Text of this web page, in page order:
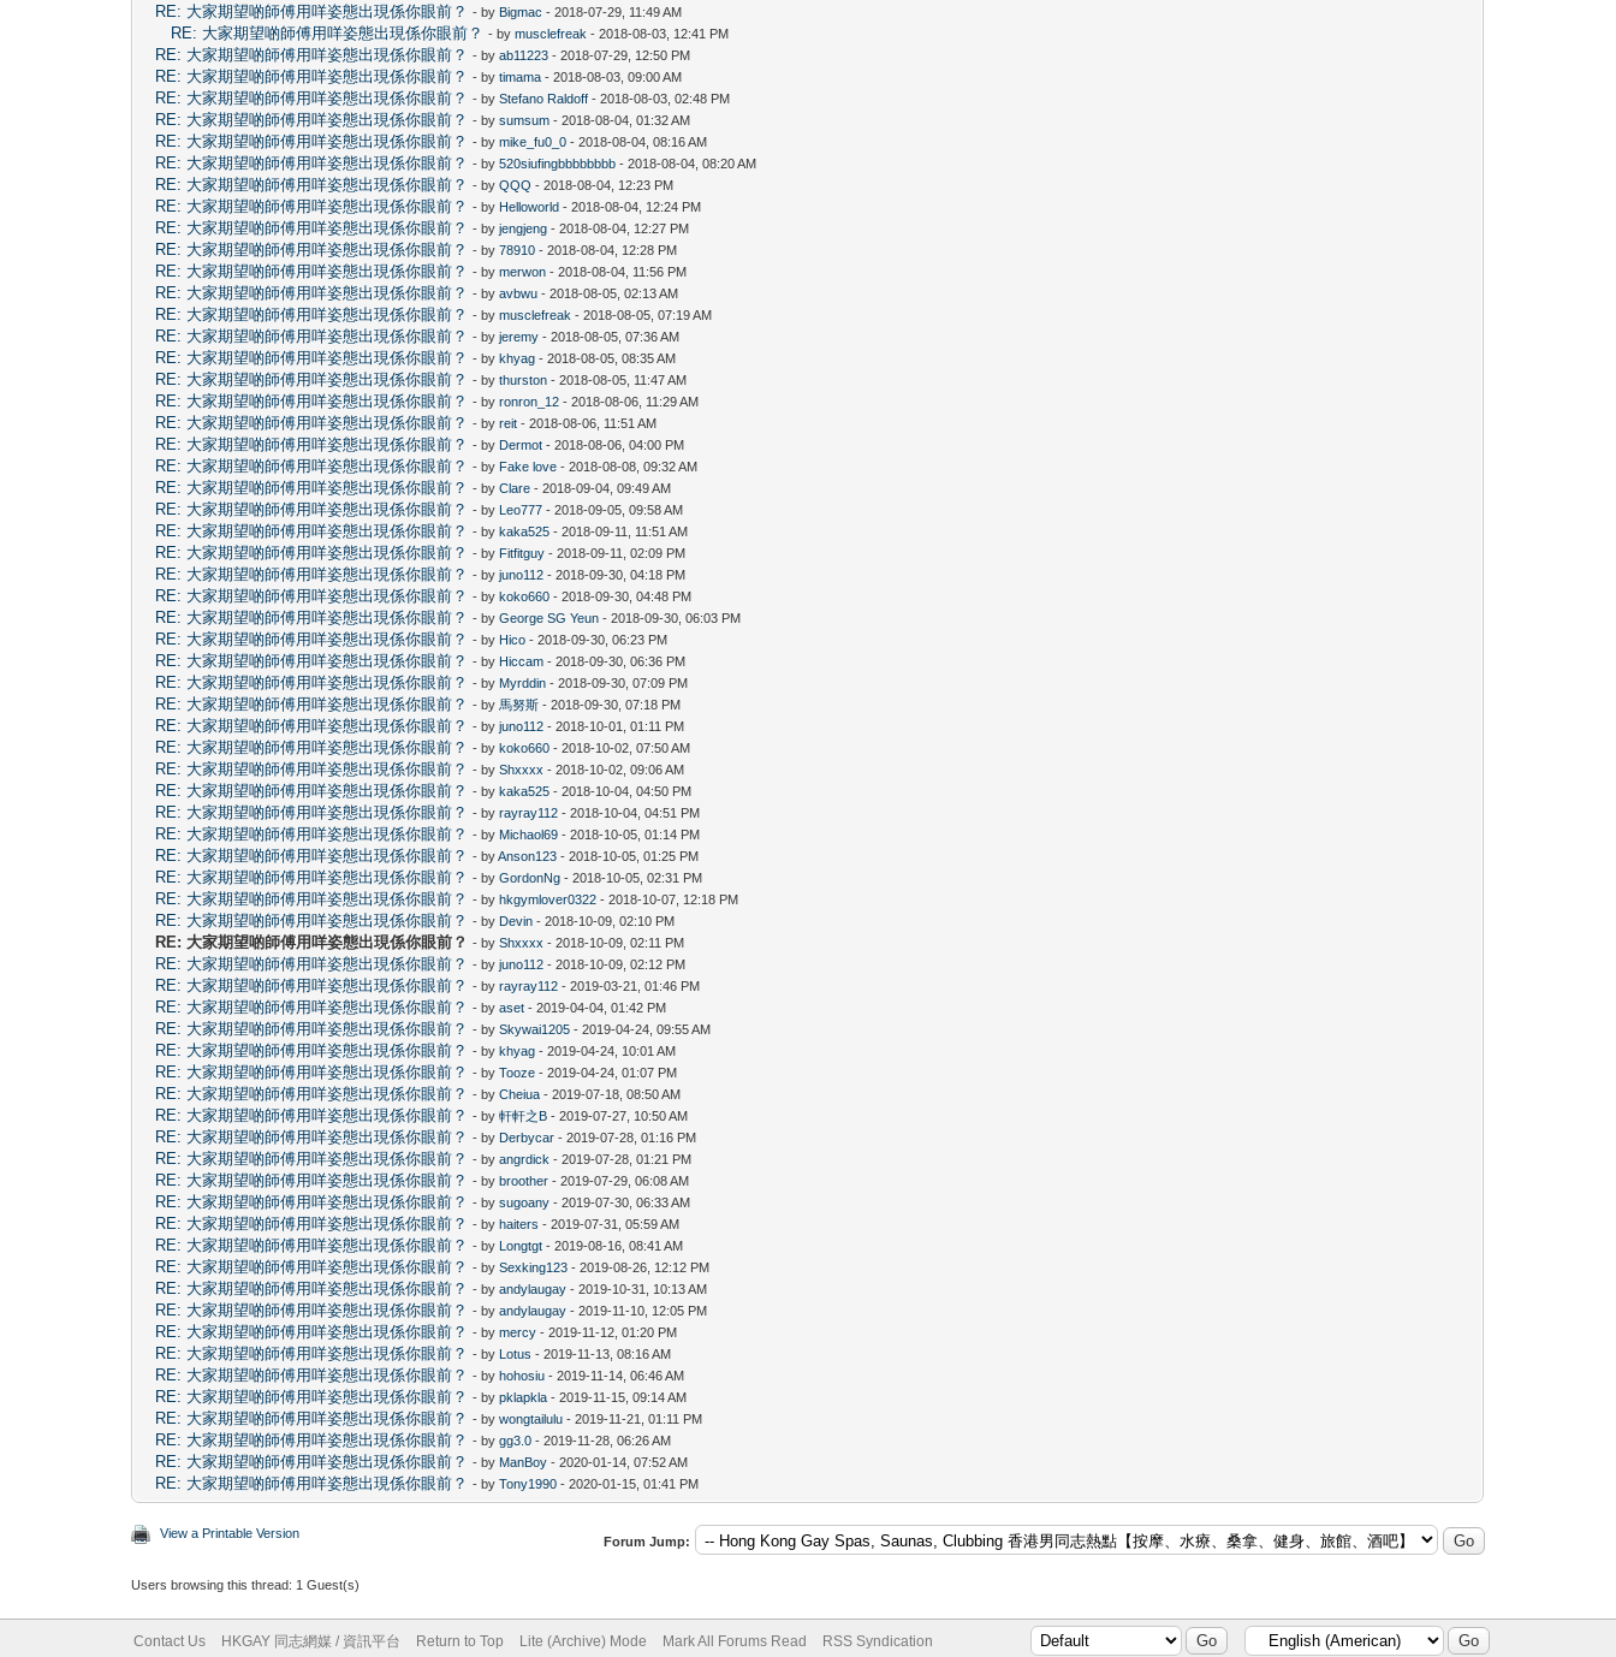
RE: 大家期望啲師傅用咩姿態出現係你眼前？ - by Bigmac - 2018-07-29, 11:49 AM
RE: 大家期望啲師傅用咩姿態出現係你眼前？ - bymusclefreak - 2018-08-03, 12:41 PM
RE: 大家期望啲師傅用咩姿態出現係你眼前？ - byab11223 - 2018-07-29, 12:50 PM
RE: 大家期望啲師傅用咩姿態出現係你眼前？ - bytimama - 2018-08-03, 09:00 AM
RE: 大家期望啲師傅用咩姿態出現係你眼前？ - byStefano Raldoff - 2018-08-03, 02:48 PM
RE: 大家期望啲師傅用咩姿態出現係你眼前？ - bysumsum - 2018-08-04, 01:32 AM
RE: 大家期望啲師傅用咩姿態出現係你眼前？ - bymike_fu0_0 - 2018-08-04, 08:16 AM
RE: 大家期望啲師傅用咩姿態出現係你眼前？ - by520siufingbbbbbbbb - 2018-08-04, 08:20 AM
RE: 大家期望啲師傅用咩姿態出現係你眼前？ - byQQQ - 2018-08-04, 12:23 PM
RE: 大家期望啲師傅用咩姿態出現係你眼前？ - by Helloworld - 2018-08-04, 12:24 PM
RE: 大家期望啲師傅用咩姿態出現係你眼前？ - byjengjeng - 2018-08-04, 12:27 PM
RE: 大家期望啲師傅用咩姿態出現係你眼前？ - by78910 - 2018-08-04, 12:28 PM
RE: 大家期望啲師傅用咩姿態出現係你眼前？ - bymerwon - 2018-08-04, 11:56 PM
RE: 大家期望啲師傅用咩姿態出現係你眼前？ - byavbwu - 2018-08-05, 02:13 AM
RE: 大家期望啲師傅用咩姿態出現係你眼前？ - bymusclefreak - 2018-08-05, 07:19 AM
RE: 大家期望啲師傅用咩姿態出現係你眼前？ - byjeremy - 2018-08-05, 07:36 AM
RE: 大家期望啲師傅用咩姿態出現係你眼前？ - bykhyag - 2018-08-05, 08:35 AM
RE: 大家期望啲師傅用咩姿態出現係你眼前？ - bythurston - 2018-08-05, 11:47 AM
RE: 大家期望啲師傅用咩姿態出現係你眼前？ - byronron_12 - 2018-08-06, 11:29 AM
RE: 大家期望啲師傅用咩姿態出現係你眼前？ - byreit - 2018-08-06, 11:51 AM
RE: 大家期望啲師傅用咩姿態出現係你眼前？ - by Dermot - 2018-08-06, 04:00 PM
RE: 大家期望啲師傅用咩姿態出現係你眼前？ - by Fake love - 2018-08-08, 09:32 AM
RE: 大家期望啲師傅用咩姿態出現係你眼前？ - byClare - 2018-09-04, 09:49 AM
RE: 大家期望啲師傅用咩姿態出現係你眼前？ - by Leo777 - 2018-09-05, 09:58 AM
RE: 大家期望啲師傅用咩姿態出現係你眼前？ - bykaka525 - 2018-09-11, 11:51 AM
RE: 大家期望啲師傅用咩姿態出現係你眼前？ - by Fitfitguy - 2018-09-11, 02:09 PM
RE: 大家期望啲師傅用咩姿態出現係你眼前？ - byjuno112 - 2018-09-30, 04:18 PM
RE: 大家期望啲師傅用咩姿態出現係你眼前？ - bykoko660 - 2018-09-30, 04:48 PM
RE: 大家期望啲師傅用咩姿態出現係你眼前？ - byGeorge SG Yeun - 2018-09-30, 06:03 PM
RE: 大家期望啲師傅用咩姿態出現係你眼前？ - by Hico - 2018-09-30, 06:23 PM
RE: 大家期望啲師傅用咩姿態出現係你眼前？ - by Hiccam - 2018-09-30, 06:36 PM
RE: 大家期望啲師傅用咩姿態出現係你眼前？ - by Myrddin - 2018-09-30, 07:09 PM
RE: 大家期望啲師傅用咩姿態出現係你眼前？ - by 馬努斯 - 2018-09-30, 07:18 PM
RE: 大家期望啲師傅用咩姿態出現係你眼前？ - byjuno112 - 2018-10-01, 01:11 PM
RE: 大家期望啲師傅用咩姿態出現係你眼前？ - bykoko660 - 2018-10-02, 07:50 AM
RE: 大家期望啲師傅用咩姿態出現係你眼前？ - byShxxxx - 2018-10-02, 09:06 AM
RE: 大家期望啲師傅用咩姿態出現係你眼前？ - bykaka525 - 2018-10-04, 04:50 PM
RE: 大家期望啲師傅用咩姿態出現係你眼前？ - byrayray112 - 2018-10-04, 04:51 PM
RE: 大家期望啲師傅用咩姿態出現係你眼前？ - by Michaol69 - 2018-10-05, 01:14 PM
RE: 大家期望啲師傅用咩姿態出現係你眼前？ - byAnson123 - 2018-10-05, 01:25 PM
RE: 大家期望啲師傅用咩姿態出現係你眼前？ - byGordonNg - 2018-10-05, 02:31 PM
RE: 大家期望啲師傅用咩姿態出現係你眼前？ - byhkgymlover0322 - 2018-10-07, 12:18 PM
RE: 大家期望啲師傅用咩姿態出現係你眼前？ - by Devin - 2018-10-09, 02:10 PM
RE: 大家期望啲師傅用咩姿態出現係你眼前？ - byShxxxx - 2018-10-09, 02:11 PM
RE: 大家期望啲師傅用咩姿態出現係你眼前？ - byjuno112 - 2018-10-09, 02:12 PM
RE: 大家期望啲師傅用咩姿態出現係你眼前？ - byrayray112 - 2019-03-21, 01:46 PM
RE: 大家期望啲師傅用咩姿態出現係你眼前？ - byaset - 2019-04-04, 01:42 PM
RE: 大家期望啲師傅用咩姿態出現係你眼前？ - bySkywai1205 - 2019-04-24, 09:55 AM
RE: 大家期望啲師傅用咩姿態出現係你眼前？ - bykhyag - 2019-04-24, 10:01 AM
RE: 大家期望啲師傅用咩姿態出現係你眼前？ - byTooze - 2019-04-24, 01:07 PM
RE: 大家期望啲師傅用咩姿態出現係你眼前？ - byCheiua - 2019-07-18, 08:50 AM
RE: 大家期望啲師傅用咩姿態出現係你眼前？ - by軒軒之B - 2019-07-27, 10:50 AM
RE: 大家期望啲師傅用咩姿態出現係你眼前？ - by Derbycar - 2019-07-28, 01:16 PM
RE: 大家期望啲師傅用咩姿態出現係你眼前？ - byangrdick - 2019-07-28, 01:21 PM
RE: 大家期望啲師傅用咩姿態出現係你眼前？ - bybroother - 2019-07-29, 06:08 AM
RE: 大家期望啲師傅用咩姿態出現係你眼前？ - bysugoany - 2019-07-30, 06:33 AM
RE: 大家期望啲師傅用咩姿態出現係你眼前？ - byhaiters - 2019-07-31, 05:59 AM
RE: 大家期望啲師傅用咩姿態出現係你眼前？ - by Longtgt - 2019-08-16, 08:41 AM
RE: 大家期望啲師傅用咩姿態出現係你眼前？ - bySexking123 - 2019-08-26, 12:12 PM
RE: 大家期望啲師傅用咩姿態出現係你眼前？ - byandylaugay - 2019-10-31, 10:13 AM
RE: 大家期望啲師傅用咩姿態出現係你眼前？ - byandylaugay - 2019-11-10, 12:05 PM
RE: 大家期望啲師傅用咩姿態出現係你眼前？ - bymercy - 2019-11-12, 01:20 PM
RE: 大家期望啲師傅用咩姿態出現係你眼前？ - by Lotus - 2019-11-13, 08:16 AM
RE: 大家期望啲師傅用咩姿態出現係你眼前？ - byhohosiu - 2019-11-14, 06:46 AM
RE: 大家期望啲師傅用咩姿態出現係你眼前？ - bypklapkla - 2019-11-15, 09:14 AM
RE: 大家期望啲師傅用咩姿態出現係你眼前？ - bywongtailulu - 2019-11-21, 01:11 PM
RE: 大家期望啲師傅用咩姿態出現係你眼前？ - bygg3.0 - 2019-11-28, 06:26 AM
RE: 大家期望啲師傅用咩姿態出現係你眼前？ - by ManBoy - 2020-01-14, 07:52 AM
RE: 大家期望啲師傅用咩姿態出現係你眼前？ - byTony1990 - 2020-01-15, 01:41 PM
View a Printable Version
Forum Jump:
Users browsing this thread: 1 Guest(s)
Contact Us HKGAY 同志網媒 / 資訊平台 Return to Top Lite (Archive) Mode Mark All Forums Read RSS Syndication